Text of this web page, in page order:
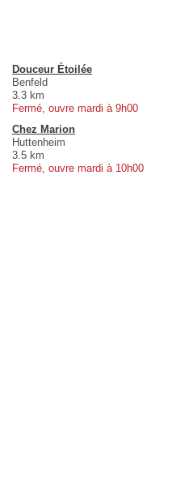
Douceur Étoilée
Benfeld
3.3 km
Fermé, ouvre mardi à 9h00
Chez Marion
Huttenheim
3.5 km
Fermé, ouvre mardi à 10h00